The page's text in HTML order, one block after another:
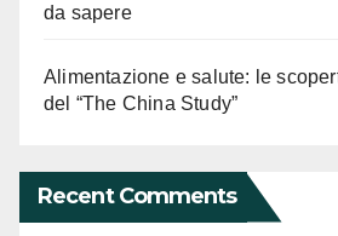
da sapere
Alimentazione e salute: le
del “The China Study”
Recent Comments